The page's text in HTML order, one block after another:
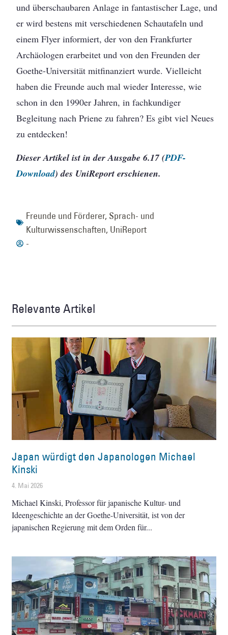
und überschaubaren Anlage in fantastischer Lage, und
er wird bestens mit verschiedenen Schautafeln und
einem Flyer informiert, der von den Frankfurter
Archäologen erarbeitet und von den Freunden der
Goethe-Universität mitfinanziert wurde. Vielleicht
haben die Freunde auch mal wieder Interesse, wie
schon in den 1990er Jahren, in fachkundiger
Begleitung nach Priene zu fahren? Es gibt viel Neues
zu entdecken!
Dieser Artikel ist in der Ausgabe 6.17 (PDF-
Download) des UniReport erschienen.
Freunde und Förderer, Sprach- und
Kulturwissenschaften, UniReport
-
Relevante Artikel
Japan würdigt den Japanologen Michael
Kinski
4. Mai 2026
Michael Kinski, Professor für japanische Kultur- und
Ideengeschichte an der Goethe-Universität, ist von der
japanischen Regierung mit dem Orden für